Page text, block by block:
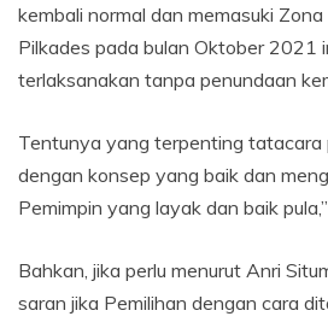
kembali normal dan memasuki
Pilkades pada bulan Oktober 2021
terlaksanakan tanpa penundaan
Tentunya yang terpenting tatacara
dengan konsep yang baik dan
Pemimpin yang layak dan baik
Bahkan, jika perlu menurut Anri
saran jika Pemilihan dengan cara